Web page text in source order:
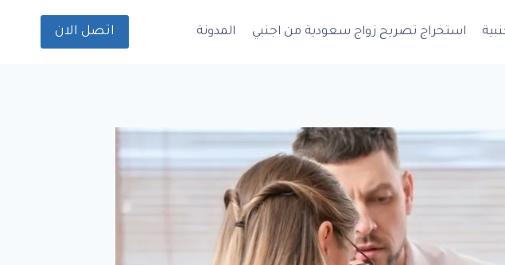
استخراج تصريح زواج سعودية من اجنبي المدونة اتصل الان